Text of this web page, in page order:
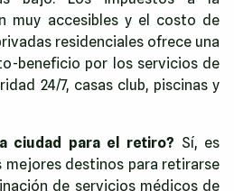
muy accesibles y el costo de
residenciales ofrece una
beneficio por los servicios de
24/7, casas club, piscinas y
ciudad para el retiro? Sí, es
mejores destinos para retirarse
de servicios médicos de